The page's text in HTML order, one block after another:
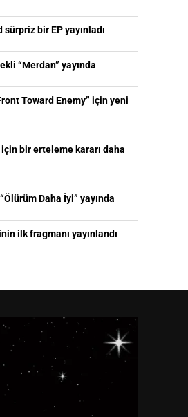
bir EP yayınladı
“Merdan” yayında
Toward Enemy” için yeni
bir erteleme kararı daha
Daha İyi” yayında
ilk fragmanı yayınlandı